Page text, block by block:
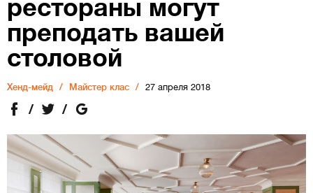
рестораны могут
преподать вашей
столовой
Хенд-мейд Майстер клас 27 апреля 2018